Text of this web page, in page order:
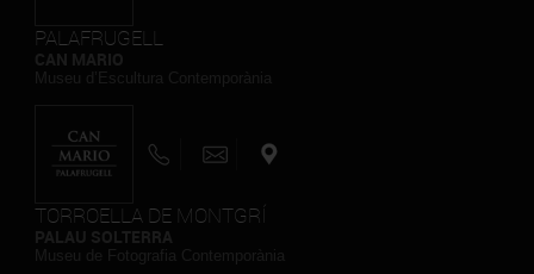
PALAFRUGELL
TORROELLA DE MONTGRÍ